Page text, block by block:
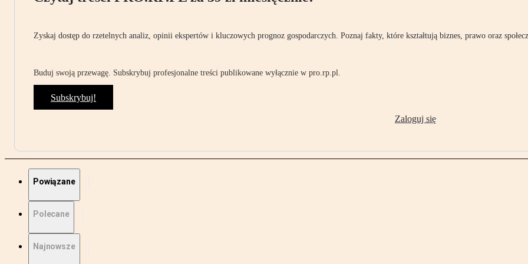
Zyskaj dostęp do rzetelnych analiz, opinii ekspertów i kluczowych prognoz gospodarczych. Poznaj fakty, które kształtują biznes, prawo oraz
Buduj swoją przewagę. Subskrybuj profesjonalne treści publikowane wyłącznie w pro.rp.pl.
Subskrybuj!
Zaloguj się
Powiązane
Polecane
Najnowsze